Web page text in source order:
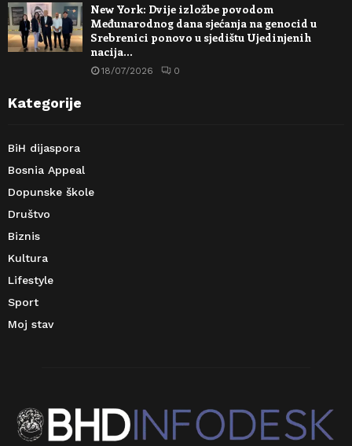
New York: Dvije izložbe povodom
Međunarodnog dana sjećanja na genocid u
Srebrenici ponovo u sjedištu Ujedinjenih
nacija…
18/07/2026 0
Kategorije
BiH dijaspora
Bosnia Appeal
Dopunske škole
Društvo
Biznis
Kultura
Lifestyle
Sport
Moj stav